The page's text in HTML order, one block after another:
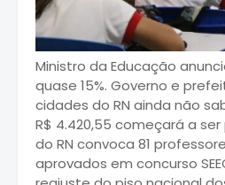
Ministro da Educação
quase 15%. Governo e
cidades do RN ainda não
R$ 4.420,55 começará a
do RN convoca 81
aprovados em concurso